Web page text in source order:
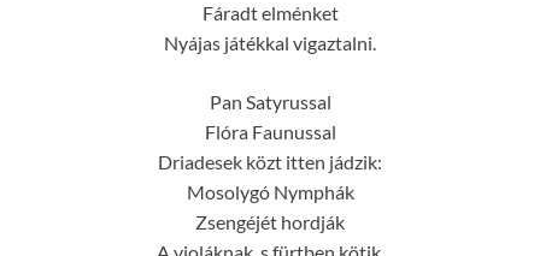
Fáradt elménket
Nyájas játékkal vigaztalni.
Pan Satyrussal
Flóra Faunussal
Driadesek közt itten jádzik:
Mosolygó Nymphák
Zsengéjét hordják